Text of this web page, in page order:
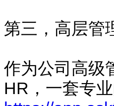
第三，高层管
作为公司高级
HR，一套专